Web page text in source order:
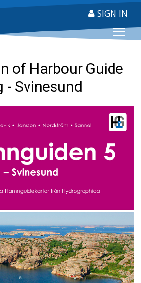
SIGN IN
of Harbour Guide
- Svinesund